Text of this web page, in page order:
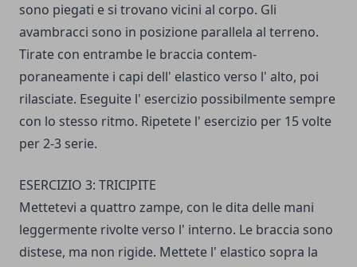
sono piegati e si trova­no vicini al corpo. Gli
avambracci sono in posizione parallela al terreno.
Tirate con entrambe le braccia contem­
poraneamente i capi dell' elastico verso l' alto, poi
rilasciate. Eseguite l' esercizio possibilmente sempre
con lo stesso ritmo. Ripetete l' esercizio per 15 volte
per 2-3 serie.
ESERCIZIO 3: TRICIPITE
Mettetevi a quattro zampe, con le dita delle mani
leggermente rivolte verso l' in­terno. Le braccia sono
distese, ma non rigide. Mettete l' elastico sopra la